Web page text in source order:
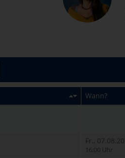
Wann?
Fr.,
16:00 Uhr